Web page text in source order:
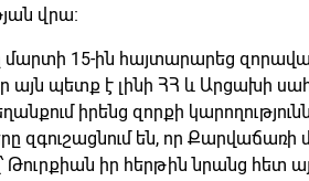
վրա։
15-ին հայտարարեց
այն պետք է լինի ՀՀ և Արցախի
իրենց զորքի
զգուշացնում են, որ Քարվաճառի
Թուրքիան իր հերթին նրանց հետ